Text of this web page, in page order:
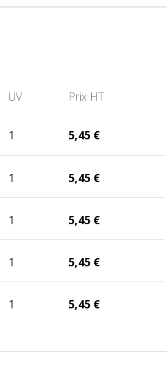
UV Prix HT
1 5,45 €
1 5,45 €
1 5,45 €
1 5,45 €
1 5,45 €